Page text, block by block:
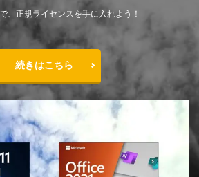
、正規ライセンスを手に入れよう！
続きはこちら